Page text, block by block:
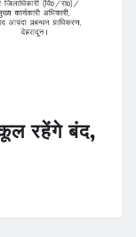
रहेंगे बंद,